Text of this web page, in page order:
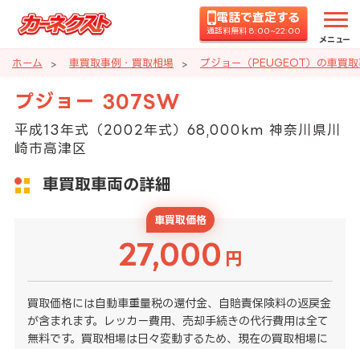
電話で査定する
通話料無料 8:00~22:00
メニュー
ホーム 車買取事例・買取相場 プジョー（PEUGEOT）の車買
プジョー 307SW
平成13年式（2002年式）68,000km 神奈川県川
崎市高津区
車買取車両の詳細
車買取価格
27,000 円
買取価格には自動車重量税の還付金、自賠責保険料の返戻金
が含まれます。レッカー費用、売却手続きの代行費用は全て
無料です。買取相場は日々変動するため、現在の買取相場に